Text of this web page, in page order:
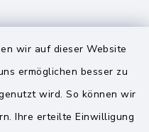
wir auf dieser Website
ermöglichen besser zu
wird. So können wir
Ihre erteilte Einwilligung